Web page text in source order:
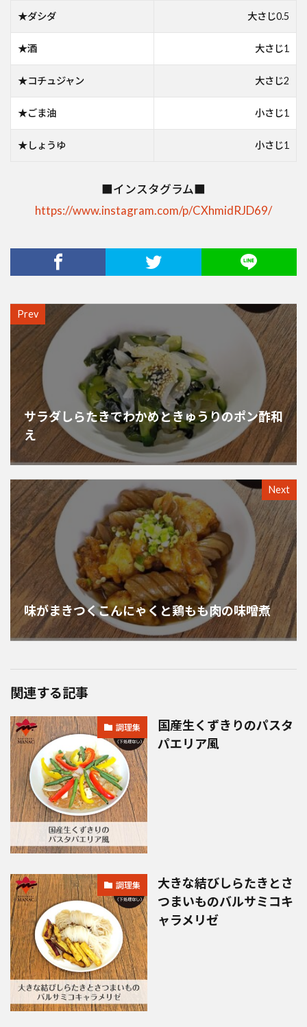
★ダシダ 大さじ0.5
★酒 大さじ1
★コチュジャン 大さじ2
★ごま油 小さじ1
★しょうゆ 小さじ1
■インスタグラム■
https://www.instagram.com/p/CXhmidRJD69/
Prev
サラダしらたきでわかめときゅうりのポン酢和
え
Next
味がまきつくこんにゃくと鶏もも肉の味噌煮
関連する記事
調理集
国産生くずきりのパスタ
パエリア風
調理集
大きな結びしらたきとさ
つまいものバルサミコキ
ャラメリゼ